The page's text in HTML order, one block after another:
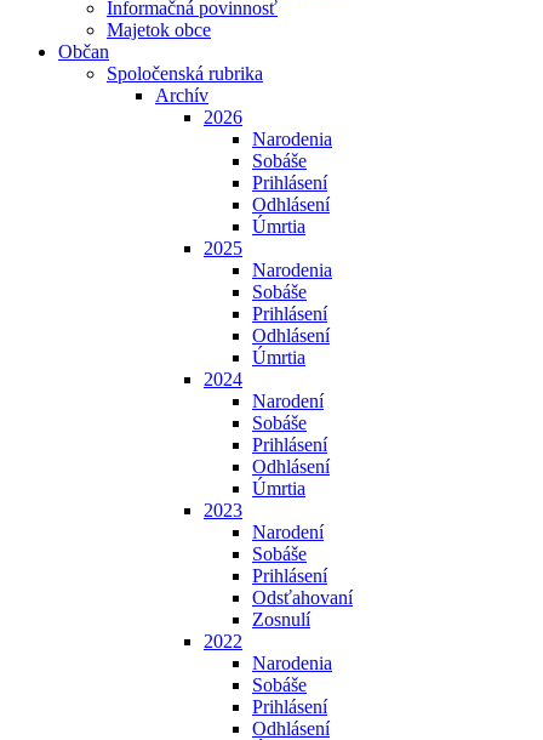
Informačná povinnosť
Majetok obce
Občan
Spoločenská rubrika
Archív
2026
Narodenia
Sobáše
Prihlásení
Odhlásení
Úmrtia
2025
Narodenia
Sobáše
Prihlásení
Odhlásení
Úmrtia
2024
Narodení
Sobáše
Prihlásení
Odhlásení
Úmrtia
2023
Narodení
Sobáše
Prihlásení
Odsťahovaní
Zosnulí
2022
Narodenia
Sobáše
Prihlásení
Odhlásení